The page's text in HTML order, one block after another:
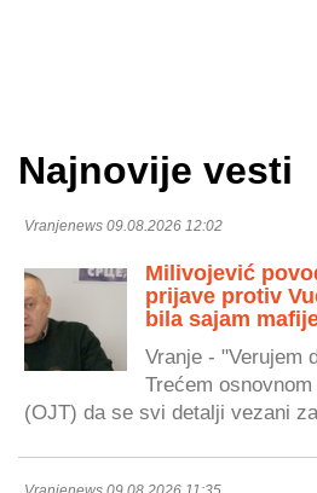
Najnovije vesti
Vranjenews 09.08.2026 12:02
Milivojević
prijave protiv
bila sajam
Vranje - "Verujem
Trećem
(OJT) da se svi detalji vezani